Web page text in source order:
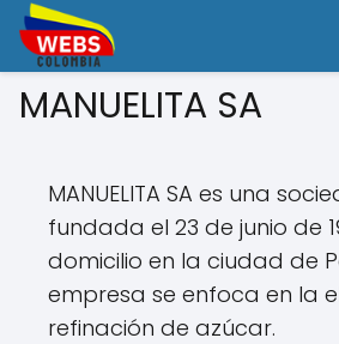
MANUELITA SA
MANUELITA SA es una
fundada el 23 de junio de
domicilio en la ciudad de
empresa se enfoca en la
refinación de azúcar.